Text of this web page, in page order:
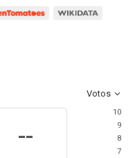
Votos
--
10
9
8
7